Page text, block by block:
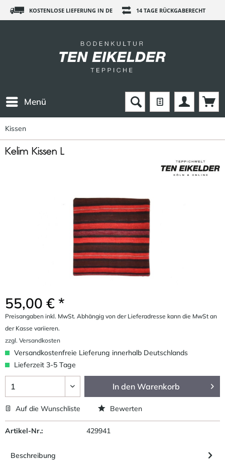
KOSTENLOSE LIEFERUNG IN DE 14 TAGE RÜCKGABERECHT
Menü
Kissen
Kelim Kissen L
55,00 € *
Preisangaben inkl. MwSt. Abhängig von der Lieferadresse kann die MwSt an
der Kasse variieren.
zzgl. Versandkosten
Versandkostenfreie Lieferung innerhalb Deutschlands
Lieferzeit 3-5 Tage
In den Warenkorb
Auf die Wunschliste Bewerten
Artikel-Nr.: 429941
Beschreibung